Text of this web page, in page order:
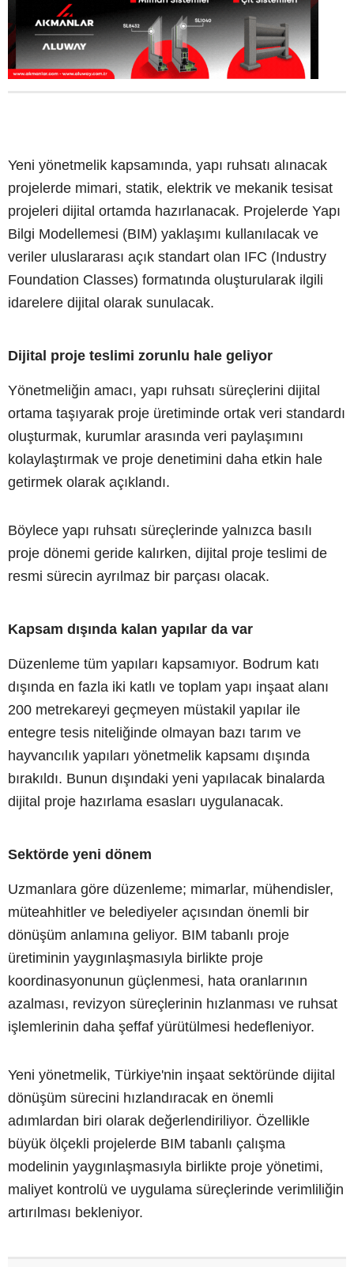
Yeni yönetmelik kapsamında, yapı ruhsatı alınacak
projelerde mimari, statik, elektrik ve mekanik tesisat
projeleri dijital ortamda hazırlanacak. Projelerde Yapı
Bilgi Modellemesi (BIM) yaklaşımı kullanılacak ve
veriler uluslararası açık standart olan IFC (Industry
Foundation Classes) formatında oluşturularak ilgili
idarelere dijital olarak sunulacak.
Dijital proje teslimi zorunlu hale geliyor
Yönetmeliğin amacı, yapı ruhsatı süreçlerini dijital
ortama taşıyarak proje üretiminde ortak veri standardı
oluşturmak, kurumlar arasında veri paylaşımını
kolaylaştırmak ve proje denetimini daha etkin hale
getirmek olarak açıklandı.
Böylece yapı ruhsatı süreçlerinde yalnızca basılı
proje dönemi geride kalırken, dijital proje teslimi de
resmi sürecin ayrılmaz bir parçası olacak.
Kapsam dışında kalan yapılar da var
Düzenleme tüm yapıları kapsamıyor. Bodrum katı
dışında en fazla iki katlı ve toplam yapı inşaat alanı
200 metrekareyi geçmeyen müstakil yapılar ile
entegre tesis niteliğinde olmayan bazı tarım ve
hayvancılık yapıları yönetmelik kapsamı dışında
bırakıldı. Bunun dışındaki yeni yapılacak binalarda
dijital proje hazırlama esasları uygulanacak.
Sektörde yeni dönem
Uzmanlara göre düzenleme; mimarlar, mühendisler,
müteahhitler ve belediyeler açısından önemli bir
dönüşüm anlamına geliyor. BIM tabanlı proje
üretiminin yaygınlaşmasıyla birlikte proje
koordinasyonunun güçlenmesi, hata oranlarının
azalması, revizyon süreçlerinin hızlanması ve ruhsat
işlemlerinin daha şeffaf yürütülmesi hedefleniyor.
Yeni yönetmelik, Türkiye'nin inşaat sektöründe dijital
dönüşüm sürecini hızlandıracak en önemli
adımlardan biri olarak değerlendiriliyor. Özellikle
büyük ölçekli projelerde BIM tabanlı çalışma
modelinin yaygınlaşmasıyla birlikte proje yönetimi,
maliyet kontrolü ve uygulama süreçlerinde verimliliğin
artırılması bekleniyor.